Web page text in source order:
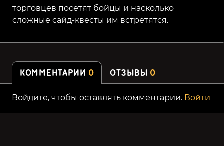
торговцев посетят бойцы и насколько
сложные сайд-квесты им встретятся.
КОММЕНТАРИИ 0 ОТЗЫВЫ 0
Войдите, чтобы оставлять комментарии. Войти